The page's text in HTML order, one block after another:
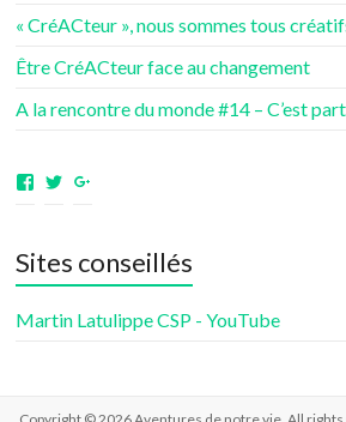
« CréACteur », nous sommes tous
Être CréACteur face au changement
A la rencontre du monde #14 – C’est
Voir
aventuresdenotrevie
sur
Voir
Samsenie
sur
samsenie
sur
Sites conseillés
Martin Latulippe CSP - YouTube